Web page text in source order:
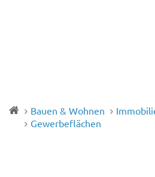
Bauen & Wohnen
Gewerbeflächen